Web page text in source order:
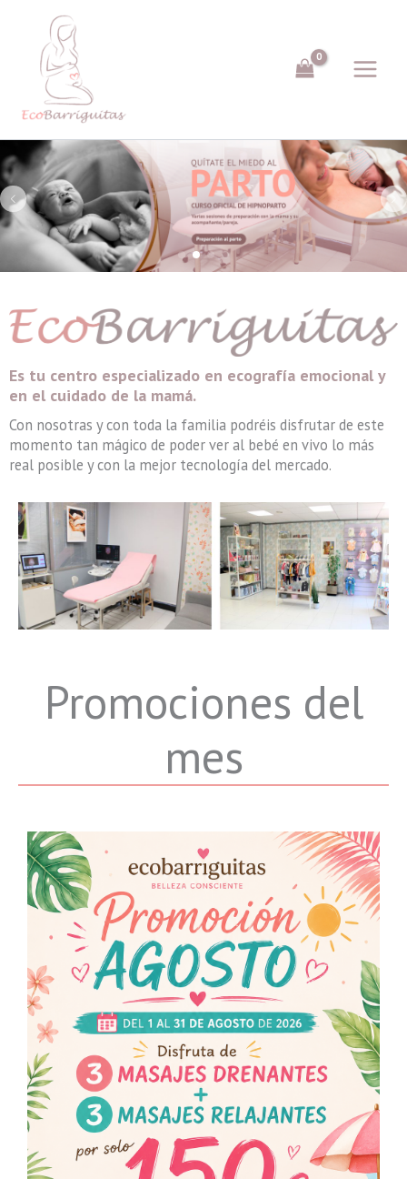
contenido
Es tu centro especializado en ecografía emocional y
en el cuidado de la mamá.
Con nosotras y con toda la familia podréis disfrutar de este
momento tan mágico de poder ver al bebé en vivo lo más
real posible y con la mejor tecnología del mercado.
Promociones del
mes